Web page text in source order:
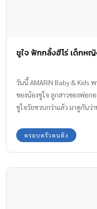
ชูใจ ฟักกลิ้งฮีโร่ เด็กห
วันนี้ AMARIN Baby & Kids
ของน้องชูใจ ลูกสาวของพ่อก
ชูใจวัยขวบกว่าแล้ว มาดูกันว่
ครอบครัวคนดัง